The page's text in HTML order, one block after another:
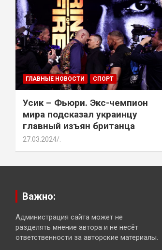
ГЛАВНЫЕ НОВОСТИ СПОРТ
Усик – Фьюри. Экс-чемпион
мира подсказал украинцу
главный изъян британца
27.03.2024
Важно:
Администрация сайта может не
разделять мнение автора и не несёт
ответственности за авторские материалы.